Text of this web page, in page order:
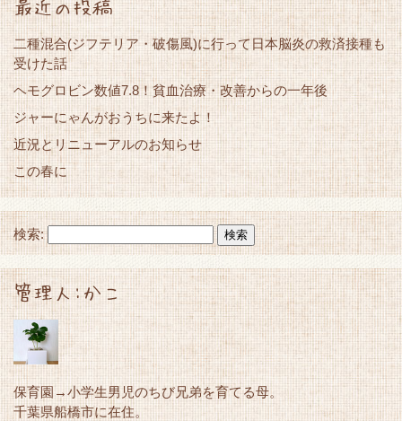
最近の投稿
二種混合(ジフテリア・破傷風)に行って日本脳炎の救済接種も
受けた話
ヘモグロビン数値7.8！貧血治療・改善からの一年後
ジャーにゃんがおうちに来たよ！
近況とリニューアルのお知らせ
この春に
検索:
管理人:かこ
保育園→小学生男児のちび兄弟を育てる母。
千葉県船橋市に在住。